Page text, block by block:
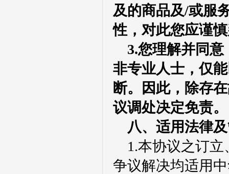
及的商品及/或服
性，对此您应谨
3.您理解并同意
非专业人士，仅
断。因此，除存
议调处决定免责。
八、 适用法律
1.本协议之订立
争议解决均适用